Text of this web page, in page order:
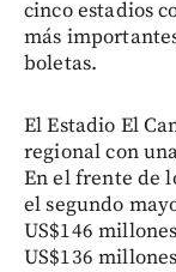
cinco estadios
más
boletas.
El Estadio El
regional con
En el frente de
el segundo
US$146
US$136